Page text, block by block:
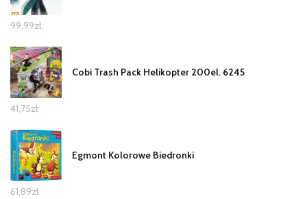
99,99zł
Cobi Trash Pack Helikopter 200el. 6245
41,75zł
Egmont Kolorowe Biedronki
61,89zł